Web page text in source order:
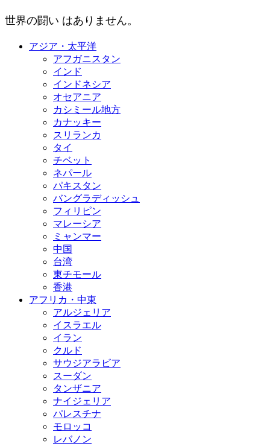
世界の闘い はありません。
アジア・太平洋
アフガニスタン
インド
インドネシア
オセアニア
カシミール地方
カナッキー
スリランカ
タイ
チベット
ネパール
パキスタン
バングラディッシュ
フィリピン
マレーシア
ミャンマー
中国
台湾
東チモール
香港
アフリカ・中東
アルジェリア
イスラエル
イラン
クルド
サウジアラビア
スーダン
タンザニア
ナイジェリア
パレスチナ
モロッコ
レバノン